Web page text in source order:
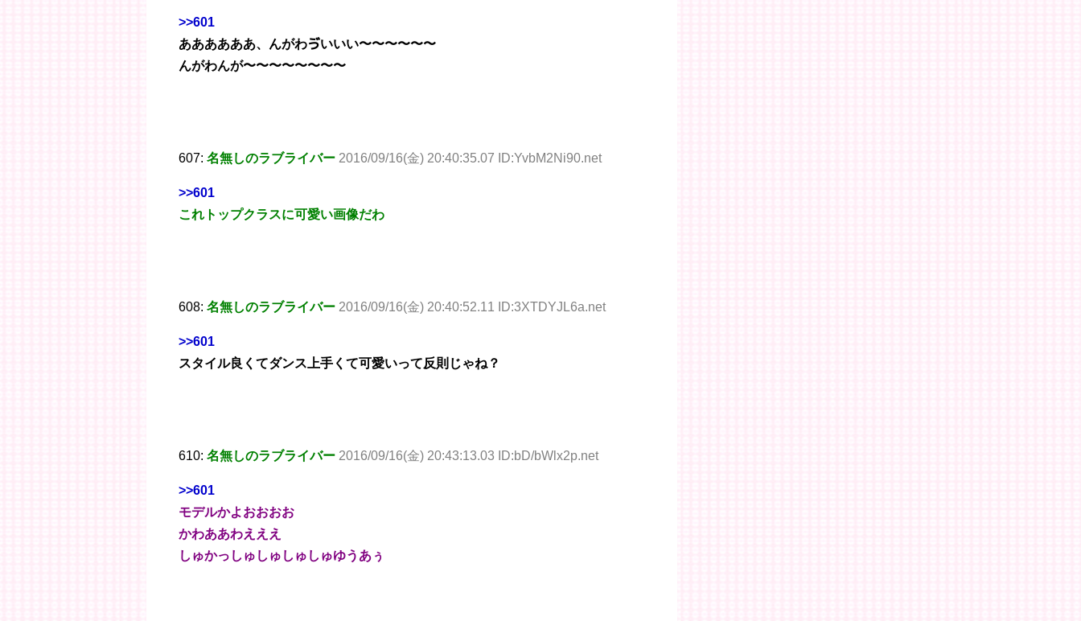
>>601
ああああああ、んがわゔいいい〜〜〜〜〜〜
んがわんが〜〜〜〜〜〜〜〜
607: 名無しのラブライバー 2016/09/16(金) 20:40:35.07 ID:YvbM2Ni90.net
>>601
これトップクラスに可愛い画像だわ
608: 名無しのラブライバー 2016/09/16(金) 20:40:52.11 ID:3XTDYJL6a.net
>>601
スタイル良くてダンス上手くて可愛いって反則じゃね？
610: 名無しのラブライバー 2016/09/16(金) 20:43:13.03 ID:bD/bWlx2p.net
>>601
モデルかよおおおお
かわああわえええ
しゅかっしゅしゅしゅしゅゆうあぅ